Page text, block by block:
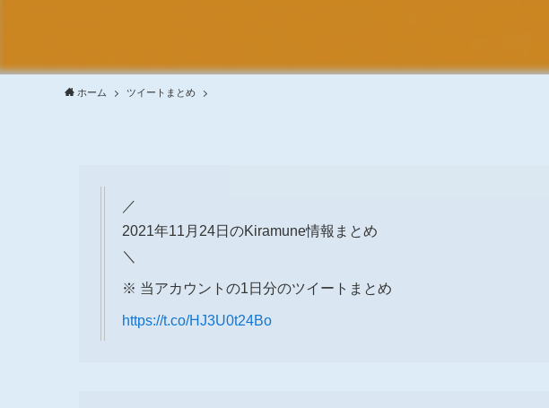
ホーム ツイートまとめ
／
2021年11月24日のKiramune情報まとめ
＼
※ 当アカウントの1日分のツイートまとめ
https://t.co/HJ3U0t24Bo